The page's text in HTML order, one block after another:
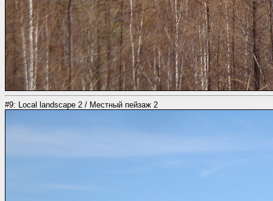
#9: Local landscape 2 / Местный пейзаж 2